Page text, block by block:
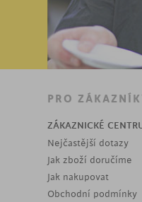
PRO
ZÁKAZNICKÉ
Nejčastější dotazy
Jak zboží doručíme
Jak nakupovat
Obchodní podmínky